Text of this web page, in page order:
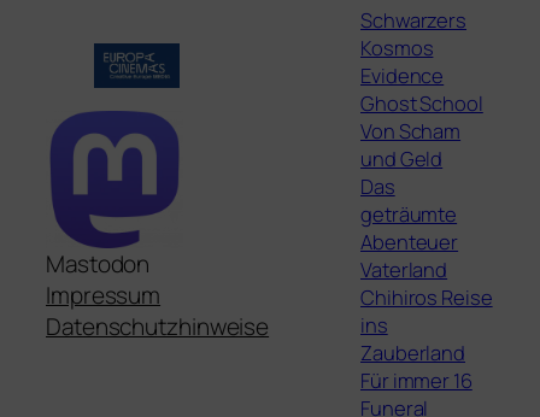
Mastodon
Impressum
Datenschutzhinweise
Schwarzers
Kosmos
Evidence
Ghost School
Von Scham
und Geld
Das
geträumte
Abenteuer
Vaterland
Chihiros Reise
ins
Zauberland
Für immer 16
Funeral